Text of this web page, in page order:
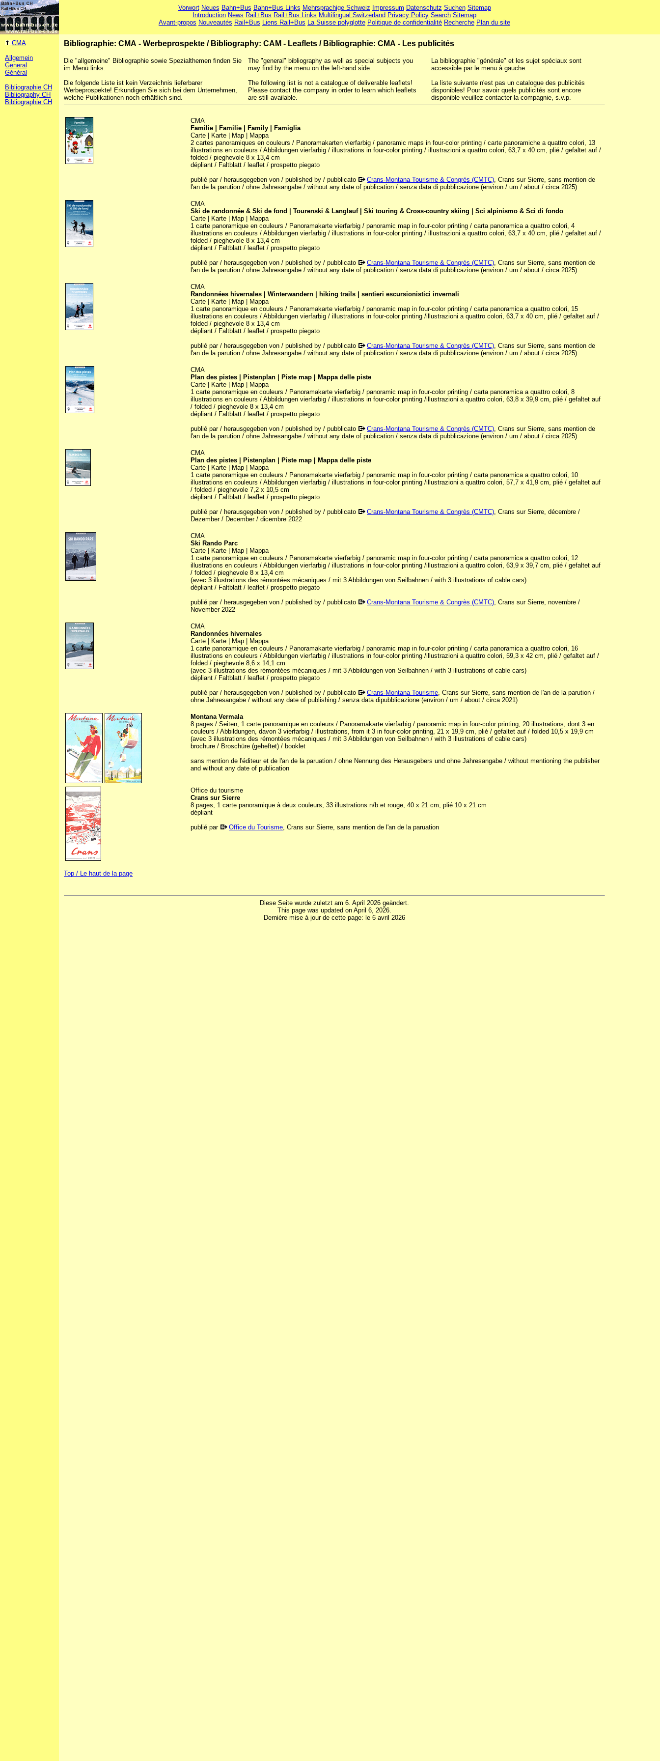
Vorwort Neues Bahn+Bus Bahn+Bus Links Mehrsprachige Schweiz Impressum Datenschutz Suchen Sitemap
Introduction News Rail+Bus Rail+Bus Links Multilingual Switzerland Privacy Policy Search Sitemap
Avant-propos Nouveautés Rail+Bus Liens Rail+Bus La Suisse polyglotte Politique de confidentialité Recherche Plan du site
CMA
Allgemein
General
Général
Bibliographie CH
Bibliography CH
Bibliographie CH
Bibliographie: CMA - Werbeprospekte / Bibliography: CAM - Leaflets / Bibliographie: CMA - Les publicités
Die "allgemeine" Bibliographie sowie Spezialthemen finden Sie
im Menü links.
Die folgende Liste ist kein Verzeichnis lieferbarer
Werbeprospekte! Erkundigen Sie sich bei dem Unternehmen,
welche Publikationen noch erhältlich sind.
The "general" bibliography as well as special subjects you
may find by the menu on the left-hand side.
The following list is not a catalogue of deliverable leaflets!
Please contact the company in order to learn which leaflets
are still available.
La bibliographie "générale" et les sujet spéciaux sont
accessible par le menu à gauche.
La liste suivante n'est pas un catalogue des publicités
disponibles! Pour savoir quels publicités sont encore
disponible veuillez contacter la compagnie, s.v.p.
CMA
Familie | Familie | Family | Famiglia
Carte | Karte | Map | Mappa
2 cartes panoramiques en couleurs / Panoramakarten vierfarbig / panoramic maps in four-color printing / carte panoramiche a quattro colori, 13
illustrations en couleurs / Abbildungen vierfarbig / illustrations in four-color printing / illustrazioni a quattro colori, 63,7 x 40 cm, plié / gefaltet auf /
folded / pieghevole 8 x 13,4 cm
dépliant / Faltblatt / leaflet / prospetto piegato
publié par / herausgegeben von / published by / pubblicato
Crans-Montana Tourisme & Congrès (CMTC), Crans sur Sierre, sans mention de
l'an de la parution / ohne Jahresangabe / without any date of publication / senza data di pubblicazione (environ / um / about / circa 2025)
CMA
Ski de randonnée & Ski de fond | Tourenski & Langlauf | Ski touring & Cross-country skiing | Sci alpinismo & Sci di fondo
Carte | Karte | Map | Mappa
1 carte panoramique en couleurs / Panoramakarte vierfarbig / panoramic map in four-color printing / carta panoramica a quattro colori, 4
illustrations en couleurs / Abbildungen vierfarbig / illustrations in four-color printing / illustrazioni a quattro colori, 63,7 x 40 cm, plié / gefaltet auf /
folded / pieghevole 8 x 13,4 cm
dépliant / Faltblatt / leaflet / prospetto piegato
publié par / herausgegeben von / published by / pubblicato
Crans-Montana Tourisme & Congrès (CMTC), Crans sur Sierre, sans mention de
l'an de la parution / ohne Jahresangabe / without any date of publication / senza data di pubblicazione (environ / um / about / circa 2025)
CMA
Randonnées hivernales | Winterwandern | hiking trails | sentieri escursionistici invernali
Carte | Karte | Map | Mappa
1 carte panoramique en couleurs / Panoramakarte vierfarbig / panoramic map in four-color printing / carta panoramica a quattro colori, 15
illustrations en couleurs / Abbildungen vierfarbig / illustrations in four-color printing /illustrazioni a quattro colori, 63,7 x 40 cm, plié / gefaltet auf /
folded / pieghevole 8 x 13,4 cm
dépliant / Faltblatt / leaflet / prospetto piegato
publié par / herausgegeben von / published by / pubblicato
Crans-Montana Tourisme & Congrès (CMTC), Crans sur Sierre, sans mention de
l'an de la parution / ohne Jahresangabe / without any date of publication / senza data di pubblicazione (environ / um / about / circa 2025)
CMA
Plan des pistes | Pistenplan | Piste map | Mappa delle piste
Carte | Karte | Map | Mappa
1 carte panoramique en couleurs / Panoramakarte vierfarbig / panoramic map in four-color printing / carta panoramica a quattro colori, 8
illustrations en couleurs / Abbildungen vierfarbig / illustrations in four-color printing /illustrazioni a quattro colori, 63,8 x 39,9 cm, plié / gefaltet auf
/ folded / pieghevole 8 x 13,4 cm
dépliant / Faltblatt / leaflet / prospetto piegato
publié par / herausgegeben von / published by / pubblicato
Crans-Montana Tourisme & Congrès (CMTC), Crans sur Sierre, sans mention de
l'an de la parution / ohne Jahresangabe / without any date of publication / senza data di pubblicazione (environ / um / about / circa 2025)
CMA
Plan des pistes | Pistenplan | Piste map | Mappa delle piste
Carte | Karte | Map | Mappa
1 carte panoramique en couleurs / Panoramakarte vierfarbig / panoramic map in four-color printing / carta panoramica a quattro colori, 10
illustrations en couleurs / Abbildungen vierfarbig / illustrations in four-color printing /illustrazioni a quattro colori, 57,7 x 41,9 cm, plié / gefaltet auf
/ folded / pieghevole 7,2 x 10,5 cm
dépliant / Faltblatt / leaflet / prospetto piegato
publié par / herausgegeben von / published by / pubblicato
Crans-Montana Tourisme & Congrès (CMTC), Crans sur Sierre, décembre /
Dezember / December / dicembre 2022
CMA
Ski Rando Parc
Carte | Karte | Map | Mappa
1 carte panoramique en couleurs / Panoramakarte vierfarbig / panoramic map in four-color printing / carta panoramica a quattro colori, 12
illustrations en couleurs / Abbildungen vierfarbig / illustrations in four-color printing /illustrazioni a quattro colori, 63,9 x 39,7 cm, plié / gefaltet auf
/ folded / pieghevole 8 x 13,4 cm
(avec 3 illustrations des rémontées mécaniques / mit 3 Abbildungen von Seilbahnen / with 3 illustrations of cable cars)
dépliant / Faltblatt / leaflet / prospetto piegato
publié par / herausgegeben von / published by / pubblicato
Crans-Montana Tourisme & Congrès (CMTC), Crans sur Sierre, novembre /
November 2022
CMA
Randonnées hivernales
Carte | Karte | Map | Mappa
1 carte panoramique en couleurs / Panoramakarte vierfarbig / panoramic map in four-color printing / carta panoramica a quattro colori, 16
illustrations en couleurs / Abbildungen vierfarbig / illustrations in four-color printing /illustrazioni a quattro colori, 59,3 x 42 cm, plié / gefaltet auf /
folded / pieghevole 8,6 x 14,1 cm
(avec 3 illustrations des rémontées mécaniques / mit 3 Abbildungen von Seilbahnen / with 3 illustrations of cable cars)
dépliant / Faltblatt / leaflet / prospetto piegato
publié par / herausgegeben von / published by / pubblicato
Crans-Montana Tourisme, Crans sur Sierre, sans mention de l'an de la parution /
ohne Jahresangabe / without any date of publishing / senza data dipubblicazione (environ / um / about / circa 2021)
Montana Vermala
8 pages / Seiten, 1 carte panoramique en couleurs / Panoramakarte vierfarbig / panoramic map in four-color printing, 20 illustrations, dont 3 en
couleurs / Abbildungen, davon 3 vierfarbig / illustrations, from it 3 in four-color printing, 21 x 19,9 cm, plié / gefaltet auf / folded 10,5 x 19,9 cm
(avec 3 illustrations des rémontées mécaniques / mit 3 Abbildungen von Seilbahnen / with 3 illustrations of cable cars)
brochure / Broschüre (geheftet) / booklet
sans mention de l'éditeur et de l'an de la paruation / ohne Nennung des Herausgebers und ohne Jahresangabe / without mentioning the publisher
and without any date of publication
Office du tourisme
Crans sur Sierre
8 pages, 1 carte panoramique à deux couleurs, 33 illustrations n/b et rouge, 40 x 21 cm, plié 10 x 21 cm
dépliant
publié par
Office du Tourisme, Crans sur Sierre, sans mention de l'an de la paruation
Top / Le haut de la page
Diese Seite wurde zuletzt am 6. April 2026 geändert.
This page was updated on April 6, 2026.
Dernière mise à jour de cette page: le 6 avril 2026